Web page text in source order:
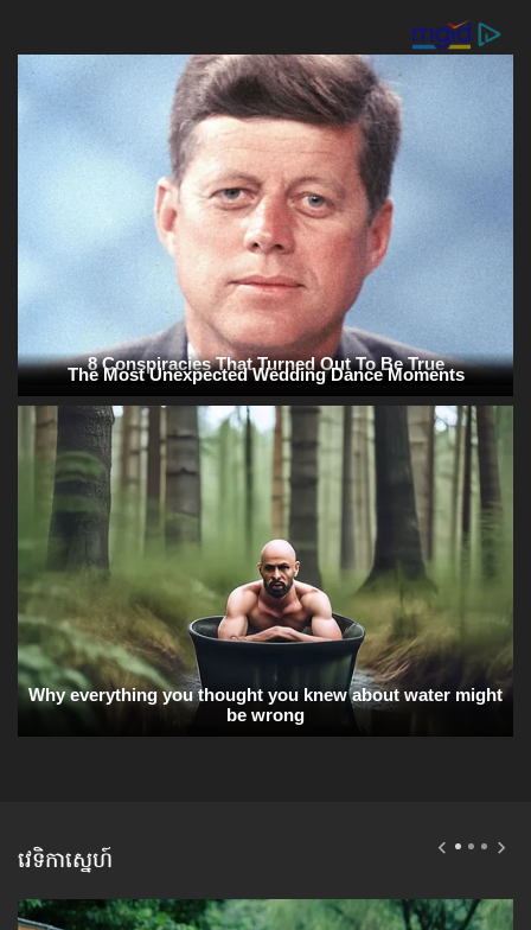
វេទិកាស្នេហ៍